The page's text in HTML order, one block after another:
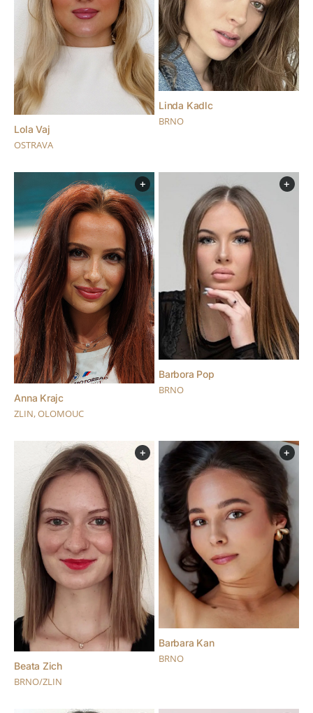
Lola Vaj
OSTRAVA
Linda Kadlc
BRNO
+
Anna Krajc
ZLIN, OLOMOUC
+
Barbora Pop
BRNO
+
Beata Zich
BRNO/ZLIN
+
Barbara Kan
BRNO